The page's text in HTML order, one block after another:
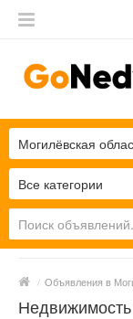
Все категории
Могилёвская
/ Объявления в